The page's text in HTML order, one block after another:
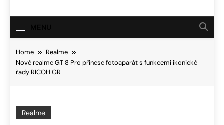
Infoek.cz
Novinkám
Home
Realme
Nové realme GT 8 Pro přinese fotoaparát s funkcemi ikonické
řady RICOH GR
Realme